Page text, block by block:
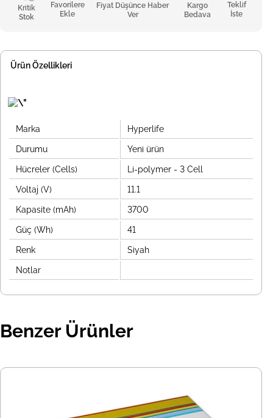
Kritik
Stok
Favorilere
Ekle
Fiyat Düşünce Haber
Ver
Kargo
Bedava
Teklif
İste
Ürün Özellikleri
Marka Hyperlife
Durumu Yeni ürün
Hücreler (Cells) Li-polymer - 3 Cell
Voltaj (V) 11.1
Kapasite (mAh) 3700
Güç (Wh) 41
Renk Siyah
Notlar
Benzer Ürünler